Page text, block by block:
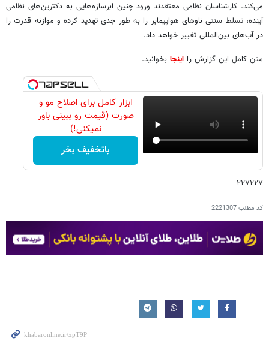
می‌کند. کارشناسان نظامی معتقدند ورود چنین ابرسازه‌هایی به دکترین‌های نظامی
آینده، تسلط سنتی ناوهای هواپیمابر را به طور جدی تهدید کرده و موازنه قدرت را
در آب‌های بین‌المللی تغییر خواهد داد.
متن کامل این گزارش را اینجا بخوانید.
ابزار کامل برای اصلاح مو و
صورت (قیمت رو ببینی باور
نمیکنی!)
باتخفیف بخر
۲۲۷۲۲۷
کد مطلب2221307